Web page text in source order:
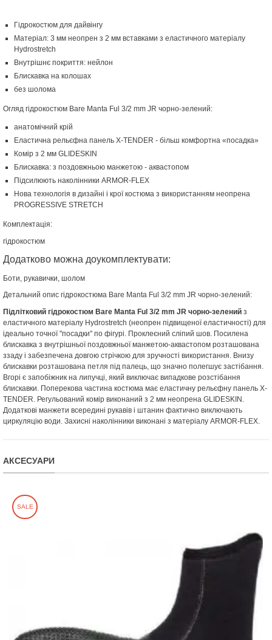
Гідрокостюм для дайвінгу
Матеріал: 3 мм неопрен з 2 мм вставками з еластичного матеріалу
Hydrostretch
Внутрішнє покриття: нейлон
Блискавка на колошах
без шолома
Огляд гідрокостюм Bare Manta Ful 3/2 mm JR чорно-зелений:
анатомічний крій
Еластична рельєфна панель X-TENDER - більш комфортна «посадка»
Комір з 2 мм GLIDESKIN
Блискавка: з поздовжньою манжетою - аквастопом
Підсилюють наколінники ARMOR-FLEX
Нова технологія в дизайні і крої костюма з використанням неопрена
PROGRESSIVE STRETCH
Комплектація:
гідрокостюм
Додатково можна доукомплектувати:
Боти, рукавички, шолом
Детальний опис гідрокостюма Bare Manta Ful 3/2 mm JR чорно-зелений:
Підлітковий гідрокостюм Bare Manta Ful 3/2 mm JR чорно-зелений з
еластичного матеріалу Hydrostretch (неопрен підвищеної еластичності) для
ідеально точної "посадки" по фігурі. Проклеєний сліпий шов. Посилена
блискавка з внутрішньої поздовжньої манжетою-аквастопом розташована
ззаду і забезпечена довгою стрічкою для зручності використання. Внизу
блискавки розташована петля під палець, що значно полегшує застібання.
Вгорі є запобіжник на липучці, який виключає випадкове розстібання
блискавки. Поперекова частина костюма має еластичну рельєфну панель X-
TENDER. Регульований комір виконаний з 2 мм неопрена GLIDESKIN.
Додаткові манжети всередині рукавів і штанин фактично виключають
циркуляцію води. Захисні наколінники виконані з матеріалу ARMOR-FLEX.
АКСЕСУАРИ
SALE